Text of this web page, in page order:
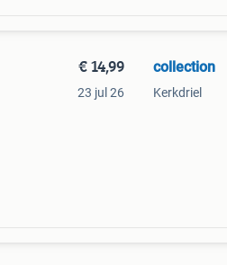
€ 14,99
23 jul 26
collection
Kerkdriel